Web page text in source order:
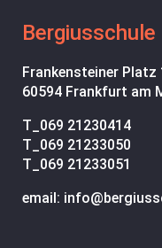
Bergiusschule
Frankensteiner Platz
60594 Frankfurt am
T_ 069 21230414
T_ 069 21233050
T_ 069 21233051
email: